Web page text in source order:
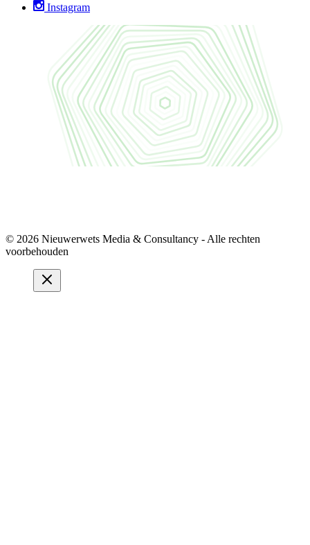
Instagram
© 2026 Nieuwerwets Media & Consultancy - Alle rechten
voorbehouden